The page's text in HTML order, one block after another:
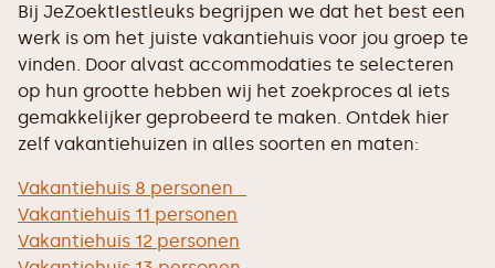
Bij JeZoektIestleuks begrijpen we dat het best een
werk is om het juiste vakantiehuis voor jou groep te
vinden. Door alvast accommodaties te selecteren
op hun grootte hebben wij het zoekproces al iets
gemakkelijker geprobeerd te maken. Ontdek hier
zelf vakantiehuizen in alles soorten en maten:
Vakantiehuis 8 personen
Vakantiehuis 11 personen
Vakantiehuis 12 personen